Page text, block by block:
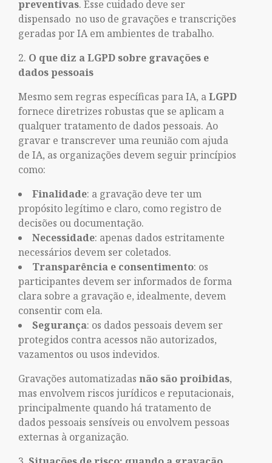
preventivas. Esse cuidado deve ser
dispensado no uso de gravações e transcrições
geradas por IA em ambientes de trabalho.
O que diz a LGPD sobre gravações e
dados pessoais
Mesmo sem regras específicas para IA, aLGPD
fornece diretrizes robustas que se aplicam a
qualquer tratamento de dados pessoais. Ao
gravar e transcrever uma reunião com ajuda
de IA, as organizações devem seguir princípios
como:
Finalidade: a gravação deve ter um
propósito legítimo e claro, como registro de
decisões ou documentação.
Necessidade: apenas dados estritamente
necessários devem ser coletados.
Transparência e consentimento: os
participantes devem ser informados de forma
clara sobre a gravação e, idealmente, devem
consentir com ela.
Segurança: os dados pessoais devem ser
protegidos contra acessos não autorizados,
vazamentos ou usos indevidos.
Gravações automatizadas não são proibidas,
mas envolvem riscos jurídicos e reputacionais,
principalmente quando há tratamento de
dados pessoais sensíveis ou envolvem pessoas
externas à organização.